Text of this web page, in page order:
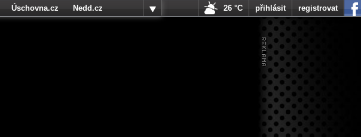
Úschovna.cz
Nedd.cz
26 °C přihlásit registrovat